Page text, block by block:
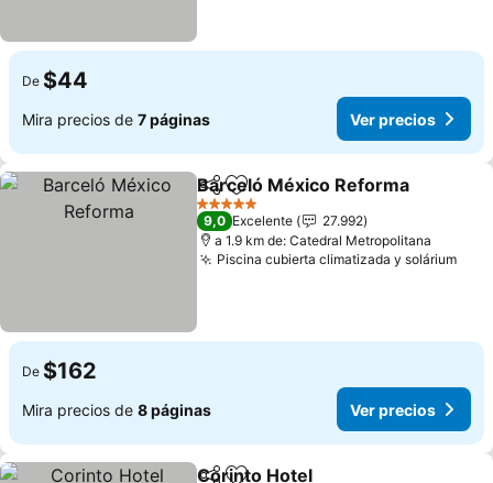
De $44
Mira precios de 7 páginas Ver precios
CompartirAgregar a favoritos
Barceló México Reforma
5 Estrellas
9,0 Excelente
27.992
a 1.9 km de: Catedral Metropolitana
Piscina cubierta climatizada y soláriumVer
De $162
Mira precios de 8 páginas Ver precios
Corinto Hotel